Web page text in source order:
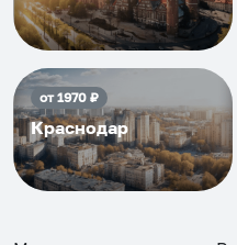
от1970₽
Краснодар